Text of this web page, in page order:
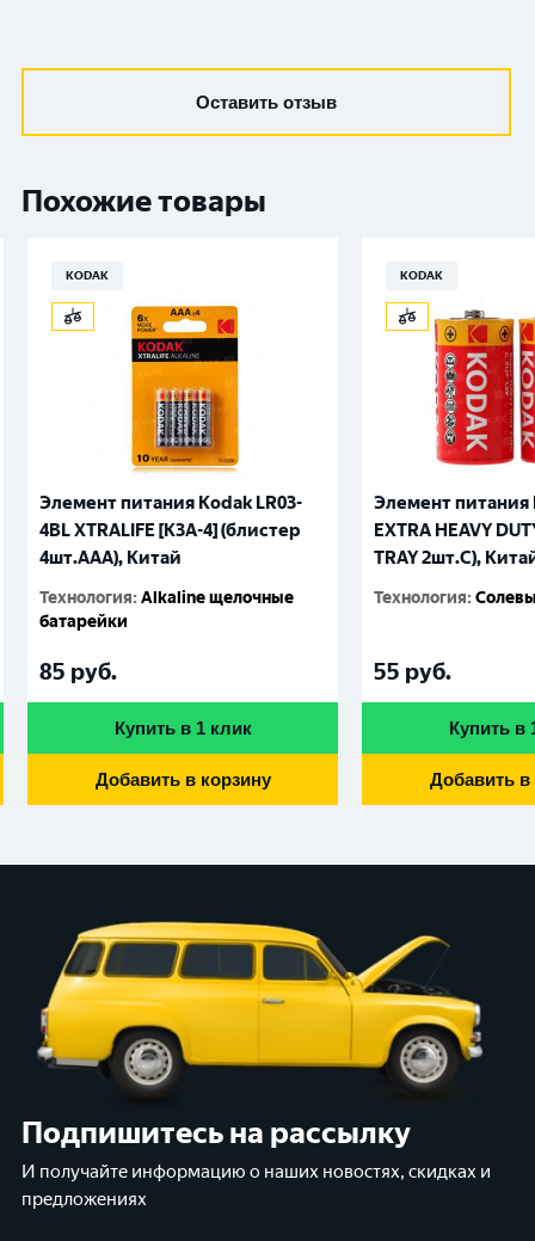
Оставить отзыв
Похожие товары
KODAK
Элемент питания Kodak LR03-
4BL XTRALIFE [K3A-4] (блистер
4шт.AАА), Китай
Технология:Alkaline щелочные
батарейки
85 руб.
Купить в 1 клик
Добавить в корзину
KODAK
Элемент питания
EXTRA HEAVY
TRAY 2шт.C),
Технология:
55 руб.
Купить в
Добавить в
Подпишитесь на рассылку
И получайте информацию о наших новостях, скидках и
предложениях